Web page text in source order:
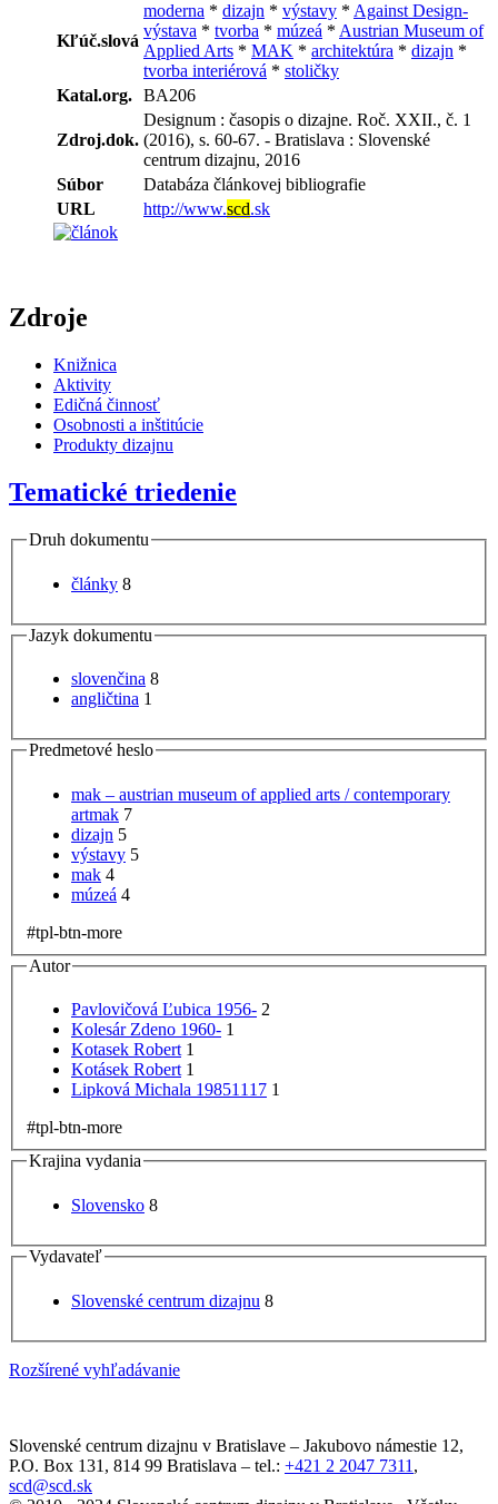
Kľúč.slová
moderna * dizajn * výstavy * Against Design-
výstava * tvorba * múzeá * Austrian Museum of
Applied Arts * MAK * architektúra * dizajn *
tvorba interiérová * stoličky
Katal.org. BA206
Zdroj.dok.
Designum : časopis o dizajne. Roč. XXII., č. 1
(2016), s. 60-67. - Bratislava : Slovenské
centrum dizajnu, 2016
Súbor
Databáza článkovej bibliografie
URL
http://www.scd.sk
Zdroje
Knižnica
Aktivity
Edičná činnosť
Osobnosti a inštitúcie
Produkty dizajnu
Tematické triedenie
Druh dokumentu
články 8
Jazyk dokumentu
slovenčina 8
angličtina 1
Predmetové heslo
mak – austrian museum of applied arts / contemporary
artmak 7
dizajn 5
výstavy 5
mak 4
múzeá 4
#tpl-btn-more
Autor
Pavlovičová Ľubica 1956- 2
Kolesár Zdeno 1960- 1
Kotasek Robert 1
Kotásek Robert 1
Lipková Michala 19851117 1
#tpl-btn-more
Krajina vydania
Slovensko 8
Vydavateľ
Slovenské centrum dizajnu 8
Rozšírené vyhľadávanie
Slovenské centrum dizajnu v Bratislave – Jakubovo námestie 12,
P.O. Box 131, 814 99 Bratislava – tel.: +421 2 2047 7311 ,
scd@scd.sk